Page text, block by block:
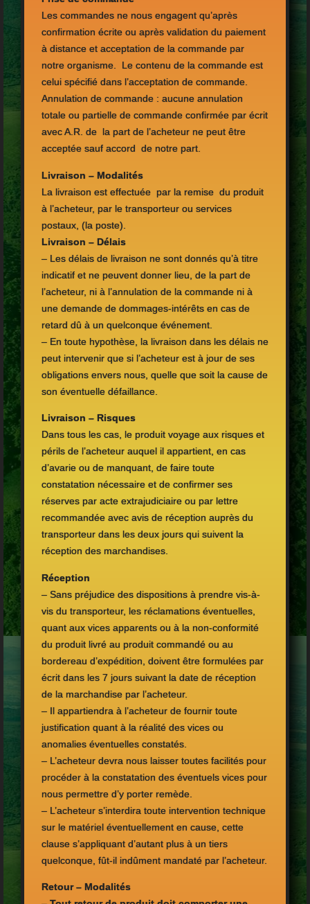
Les commandes ne nous engagent qu’après
confirmation écrite ou après validation du paiement
à distance et acceptation de la commande par
notre organisme. Le contenu de la commande est
celui spécifié dans l’acceptation de commande.
Annulation de commande : aucune annulation
totale ou partielle de commande confirmée par écrit
avec A.R. de la part de l’acheteur ne peut être
acceptée sauf accord de notre part.
Livraison – Modalités
La livraison est effectuée par la remise du produit
à l’acheteur, par le transporteur ou services
postaux, (la poste).
Livraison – Délais
– Les délais de livraison ne sont donnés qu’à titre
indicatif et ne peuvent donner lieu, de la part de
l’acheteur, ni à l’annulation de la commande ni à
une demande de dommages-intérêts en cas de
retard dû à un quelconque événement.
– En toute hypothèse, la livraison dans les délais ne
peut intervenir que si l’acheteur est à jour de ses
obligations envers nous, quelle que soit la cause de
son éventuelle défaillance.
Livraison – Risques
Dans tous les cas, le produit voyage aux risques et
périls de l’acheteur auquel il appartient, en cas
d’avarie ou de manquant, de faire toute
constatation nécessaire et de confirmer ses
réserves par acte extrajudiciaire ou par lettre
recommandée avec avis de réception auprès du
transporteur dans les deux jours qui suivent la
réception des marchandises.
Réception
– Sans préjudice des dispositions à prendre vis-à-
vis du transporteur, les réclamations éventuelles,
quant aux vices apparents ou à la non-conformité
du produit livré au produit commandé ou au
bordereau d’expédition, doivent être formulées par
écrit dans les 7 jours suivant la date de réception
de la marchandise par l’acheteur.
– Il appartiendra à l’acheteur de fournir toute
justification quant à la réalité des vices ou
anomalies éventuelles constatés.
– L’acheteur devra nous laisser toutes facilités pour
procéder à la constatation des éventuels vices pour
nous permettre d’y porter remède.
– L’acheteur s’interdira toute intervention technique
sur le matériel éventuellement en cause, cette
clause s’appliquant d’autant plus à un tiers
quelconque, fût-il indûment mandaté par l’acheteur.
Retour – Modalités